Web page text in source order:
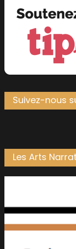
Suivez-nous
Les Arts